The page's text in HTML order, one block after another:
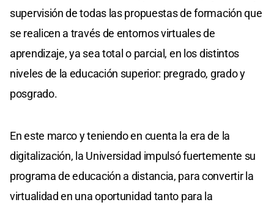
supervisión de todas las propuestas de formación que
se realicen a través de entornos virtuales de
aprendizaje, ya sea total o parcial, en los distintos
niveles de la educación superior: pregrado, grado y
posgrado.
En este marco y teniendo en cuenta la era de la
digitalización, la Universidad impulsó fuertemente su
programa de educación a distancia, para convertir la
virtualidad en una oportunidad tanto para la